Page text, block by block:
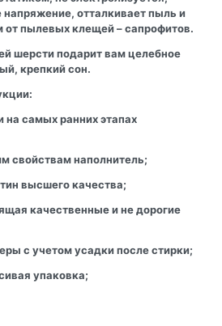
напряжение, отталкивает пыль и
пылевых клещей – сапрофитов.
шерсти подарит вам целебное
крепкий сон.
на самых ранних этапах
свойствам наполнитель;
высшего качества;
качественные и не дорогие
с учетом усадки после стирки;
упаковка;